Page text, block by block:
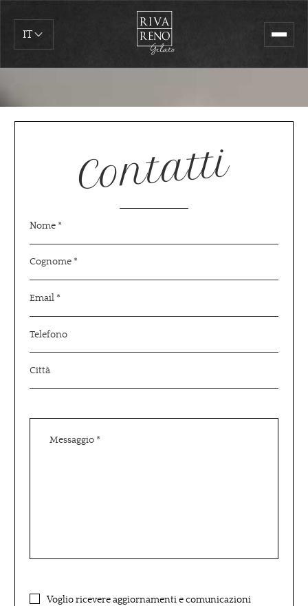
IT
Contatti
Voglio ricevere aggiornamenti e comunicazioni